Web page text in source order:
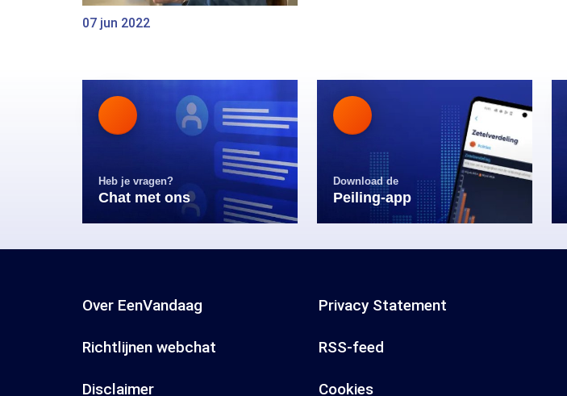
07 jun 2022
Heb je vragen?
Chat met ons
Download de
Peiling-app
Over EenVandaag Privacy Statement
Richtlijnen webchat RSS-feed
Disclaimer Cookies